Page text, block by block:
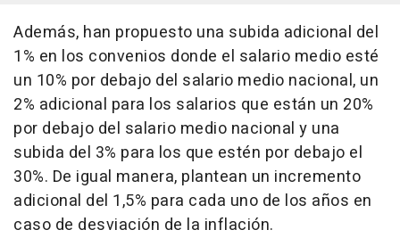
Además, han propuesto una subida adicional del
1% en los convenios donde el salario medio esté
un 10% por debajo del salario medio nacional, un
2% adicional para los salarios que están un 20%
por debajo del salario medio nacional y una
subida del 3% para los que estén por debajo el
30%. De igual manera, plantean un incremento
adicional del 1,5% para cada uno de los años en
caso de desviación de la inflación.